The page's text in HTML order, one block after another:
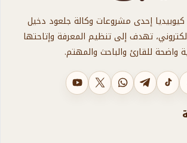
كيوبيديا إحدى مشروعات وكالة جلعود دخيل
تهدف إلى تنظيم المعرفة وإتاحتها
للقارئ والباحث والمهتم.
يوتيوب
X واتسابتليجرامتوك